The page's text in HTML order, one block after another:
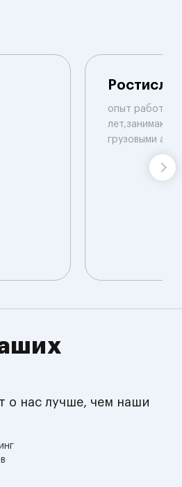
Ростислав
опыт работы
лет,занимаюсь
грузовыми
о нас лучше, чем наши